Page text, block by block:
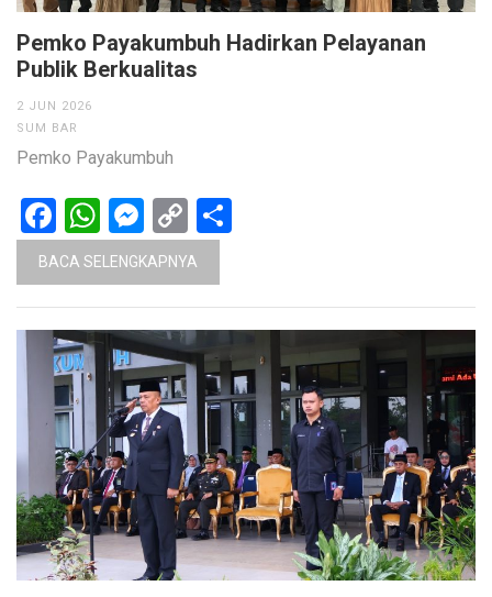
Pemko Payakumbuh Hadirkan Pelayanan
Publik Berkualitas
2 JUN 2026
SUM BAR
Pemko Payakumbuh
Facebook
WhatsApp
Messenger
Copy
Link
BACA SELENGKAPNYA